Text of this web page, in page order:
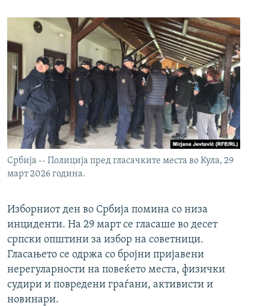
Србија -- Полиција пред гласачките места во Кула, 29
март 2026 година.
Изборниот ден во Србија помина со низа
инциденти. На 29 март се гласаше во десет
српски општини за избор на советници.
Гласањето се одржа со бројни пријавени
нерегуларности на повеќето места, физички
судири и повредени граѓани, активисти и
новинари.